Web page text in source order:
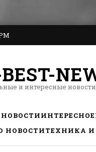
и интересные
НОВОСТИИНТЕРЕСНОЕ
НОВОСТИТЕХНИКА